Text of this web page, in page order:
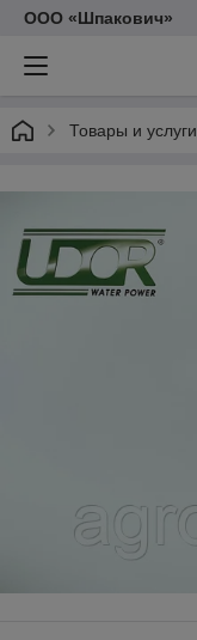
ООО «Шпакович»
Товары и услуги